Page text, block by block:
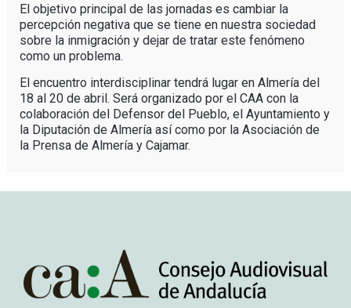
El objetivo principal de las jornadas es cambiar la
percepción negativa que se tiene en nuestra sociedad
sobre la inmigración y dejar de tratar este fenómeno
como un problema.
El encuentro interdisciplinar tendrá lugar en Almería del
18 al 20 de abril. Será organizado por el CAA con la
colaboración del Defensor del Pueblo, el Ayuntamiento y
la Diputación de Almería así como por la Asociación de
la Prensa de Almería y Cajamar.